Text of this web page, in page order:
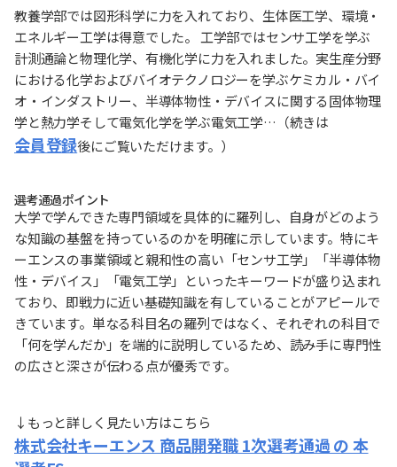
教養学部では図形科学に力を入れており、生体医工学、環境・
エネルギー工学は得意でした。 工学部ではセンサ工学を学ぶ
計測通論と物理化学、有機化学に力を入れました。実生産分野
における化学およびバイオテクノロジーを学ぶケミカル・バイ
オ・インダストリー、半導体物性・デバイスに関する固体物理
学と熱力学そして電気化学を学ぶ電気工学…（続きは
会員登録後にご覧いただけます。）
選考通過ポイント
大学で学んできた専門領域を具体的に羅列し、自身がどのよう
な知識の基盤を持っているのかを明確に示しています。特にキ
ーエンスの事業領域と親和性の高い「センサ工学」「半導体物
性・デバイス」「電気工学」といったキーワードが盛り込まれ
ており、即戦力に近い基礎知識を有していることがアピールで
きています。単なる科目名の羅列ではなく、それぞれの科目で
「何を学んだか」を端的に説明しているため、読み手に専門性
の広さと深さが伝わる点が優秀です。
↓もっと詳しく見たい方はこちら
株式会社キーエンス 商品開発職 1次選考通過 の 本